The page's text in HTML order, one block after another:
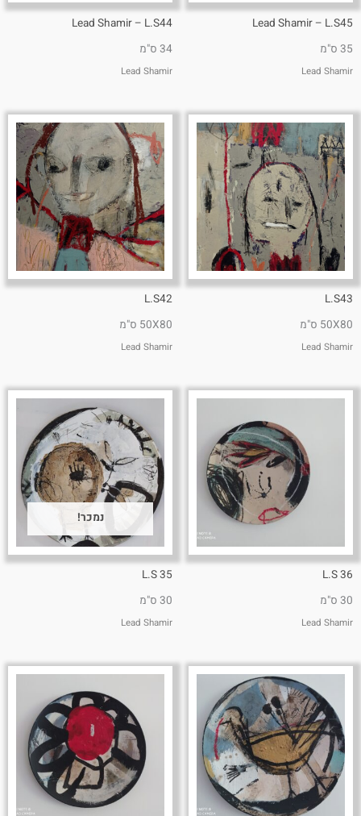
Lead Shamir – L.S45
35 ס"מ
Lead Shamir
Lead Shamir – L.S44
34 ס"מ
Lead Shamir
L.S43
50X80 ס"מ
Lead Shamir
L.S42
50X80 ס"מ
Lead Shamir
L.S 36
30 ס"מ
Lead Shamir
נמכר!
L.S 35
30 ס"מ
Lead Shamir